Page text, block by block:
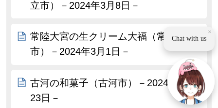
立市）－2024年3月8日－
常陸大宮の生クリーム大福（常陸大宮
市）－2024年3月1日－
古河の和菓子（古河市）－2024年2月
23日－
×
Chat with us